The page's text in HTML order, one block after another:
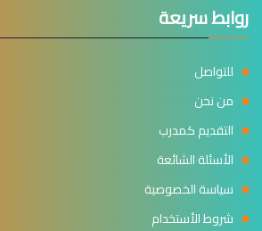
روابط سريعة
للتواصل
من نحن
التقديم كمدرب
الأسئلة الشائعة
سياسة الخصوصية
شروط الأستخدام